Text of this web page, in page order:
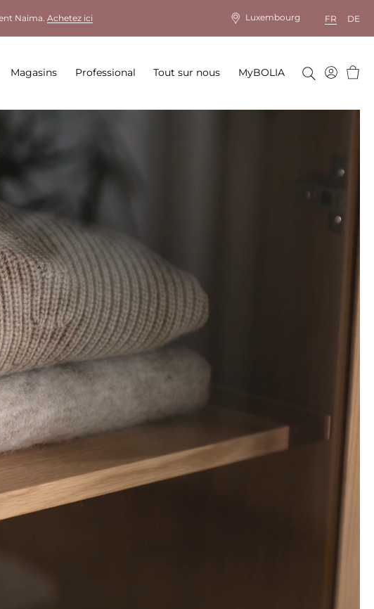
Naima. Achetez ici Luxembourg FR DE
Magasins Professional Tout sur nous MyBOLIA